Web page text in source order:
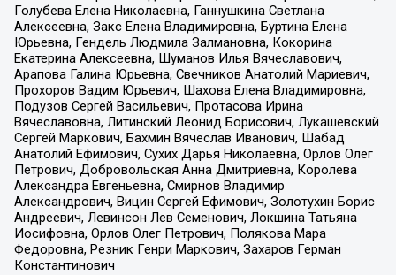
Голубева Елена Николаевна, Ганнушкина Светлана
Алексеевна, Закс Елена Владимировна, Буртина Елена
Юрьевна, Гендель Людмила Залмановна, Кокорина
Екатерина Алексеевна, Шуманов Илья Вячеславович,
Арапова Галина Юрьевна, Свечников Анатолий Мариевич,
Прохоров Вадим Юрьевич, Шахова Елена Владимировна,
Подузов Сергей Васильевич, Протасова Ирина
Вячеславовна, Литинский Леонид Борисович, Лукашевский
Сергей Маркович, Бахмин Вячеслав Иванович, Шабад
Анатолий Ефимович, Сухих Дарья Николаевна, Орлов Олег
Петрович, Добровольская Анна Дмитриевна, Королева
Александра Евгеньевна, Смирнов Владимир
Александрович, Вицин Сергей Ефимович, Золотухин Борис
Андреевич, Левинсон Лев Семенович, Локшина Татьяна
Иосифовна, Орлов Олег Петрович, Полякова Мара
Федоровна, Резник Генри Маркович, Захаров Герман
Константинович